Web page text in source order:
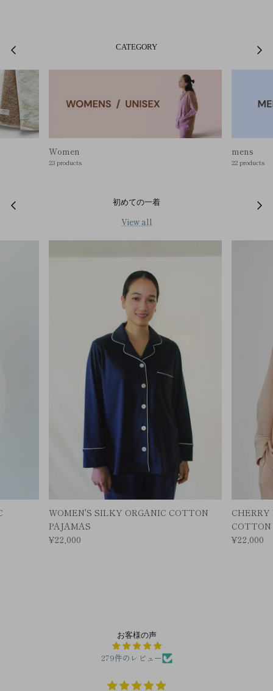
CATEGORY
Women
23 products
mens
22 products
初めての一着
View all
WOMEN'S SILKY ORGANIC COTTON
PAJAMAS
¥22,000
¥22,000
お客様の声
279件のレビュー